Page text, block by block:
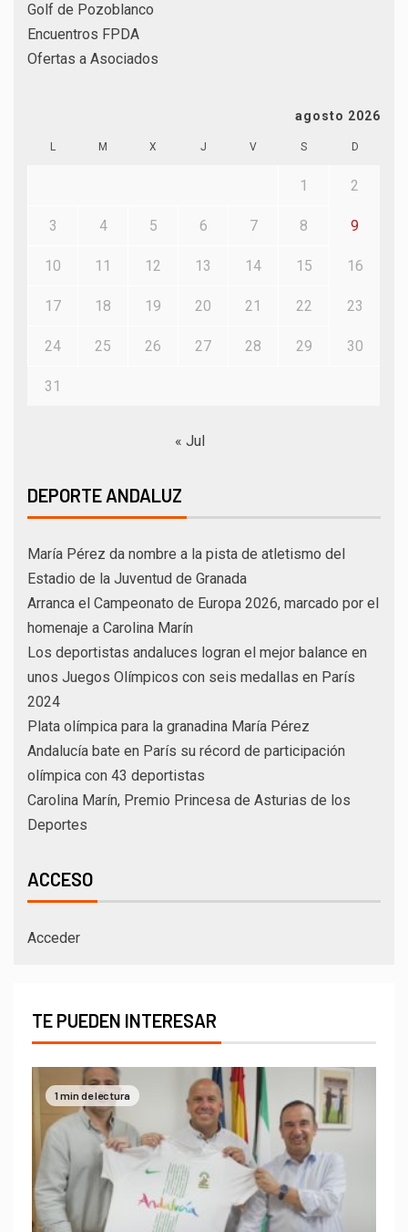
Golf de Pozoblanco
Encuentros FPDA
Ofertas a Asociados
agosto 2026
L M X J V S D
1 2
3 4 5 6 7 8 9
10 11 12 13 14 15 16
17 18 19 20 21 22 23
24 25 26 27 28 29 30
31
« Jul
DEPORTE ANDALUZ
María Pérez da nombre a la pista de atletismo del
Estadio de la Juventud de Granada
Arranca el Campeonato de Europa 2026, marcado por el
homenaje a Carolina Marín
Los deportistas andaluces logran el mejor balance en
unos Juegos Olímpicos con seis medallas en París
2024
Plata olímpica para la granadina María Pérez
Andalucía bate en París su récord de participación
olímpica con 43 deportistas
Carolina Marín, Premio Princesa de Asturias de los
Deportes
ACCESO
Acceder
TE PUEDEN INTERESAR
1 min de lectura